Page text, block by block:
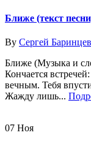
Ближе (текст
By Сергей Баринцев
Ближе (Музыка и
Кончается
вечным. Тебя
Жажду лишь...
07 Ноя